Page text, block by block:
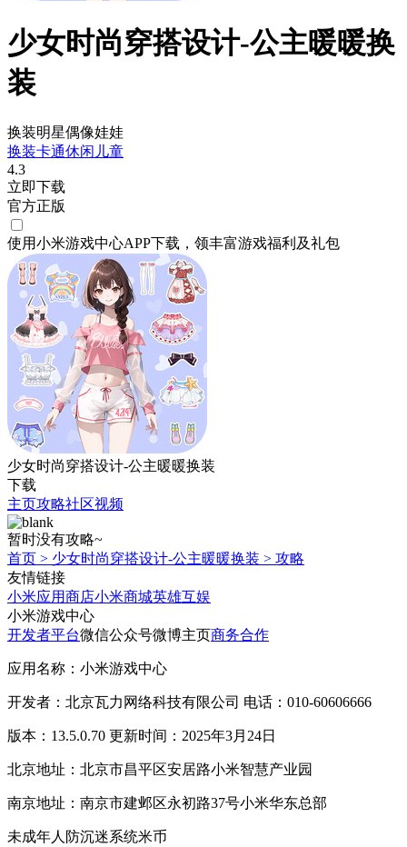
少女时尚穿搭设计-公主暖暖换
装
换装明星偶像娃娃
换装卡通休闲 儿童
4.3
立即下载
官方正版
使用小米游戏中心APP下载 ，领丰富游戏福利 及礼包
少女时尚穿搭设计-公主暖暖换装
下载
主页攻略社区视频
暂时没有攻略~
首页 > 少女时尚穿搭设计-公主暖暖换装 > 攻略
友情链接
小米应用商店小米商城英雄互娱
小米游戏中心
开发者平台微信公众号微博主页商务合作
应用名称：小米游戏中心
开发者：北京瓦力网络科技有限公司 电话：010-60606666
版本：13.5.0.70 更新时间：2025年3月24日
北京地址：北京市昌平区安居路小米智慧产业园
南京地址：南京市建邺区永初路37号小米华东总部
未成年人防沉迷系统米币